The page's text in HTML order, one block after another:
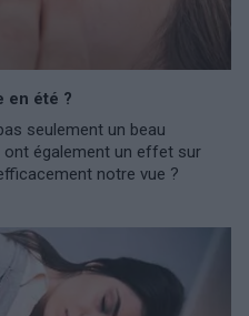
en été ?
seulement un beau
ont également un effet sur
notre vue ?